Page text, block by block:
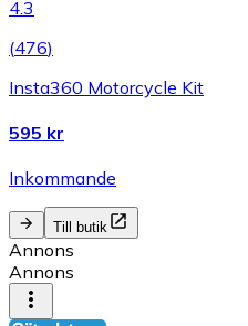
4.3
(476)
Insta360 Motorcycle Kit
595 kr
Inkommande
Till butik
Annons
Annons